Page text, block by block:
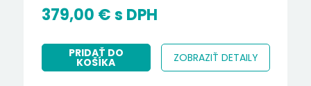
379,00 €
PRIDAŤ DO
KOŠÍKA ZOBRAZIŤ DETAILY